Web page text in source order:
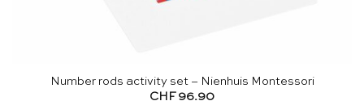
Number rods activity set – Nienhuis Montessori
CHF 96.90